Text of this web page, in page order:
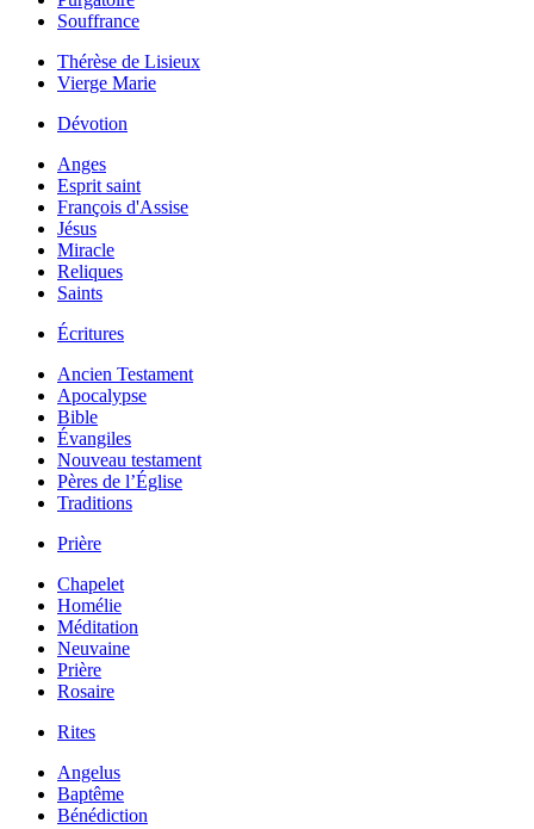
Souffrance
Thérèse de Lisieux
Vierge Marie
Dévotion
Anges
Esprit saint
François d'Assise
Jésus
Miracle
Reliques
Saints
Écritures
Ancien Testament
Apocalypse
Bible
Évangiles
Nouveau testament
Pères de l’Église
Traditions
Prière
Chapelet
Homélie
Méditation
Neuvaine
Prière
Rosaire
Rites
Angelus
Baptême
Bénédiction